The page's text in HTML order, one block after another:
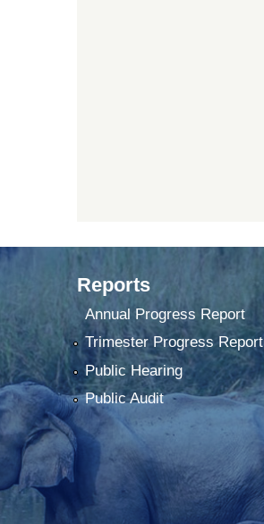
Reports
Annual Progress Report
Trimester Progress Report
Public Hearing
Public Audit